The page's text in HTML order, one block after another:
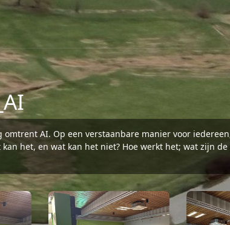
omtrent AI. Op een verstaanbare manier voor
het, en wat kan het niet? Hoe werkt het; wat zijn